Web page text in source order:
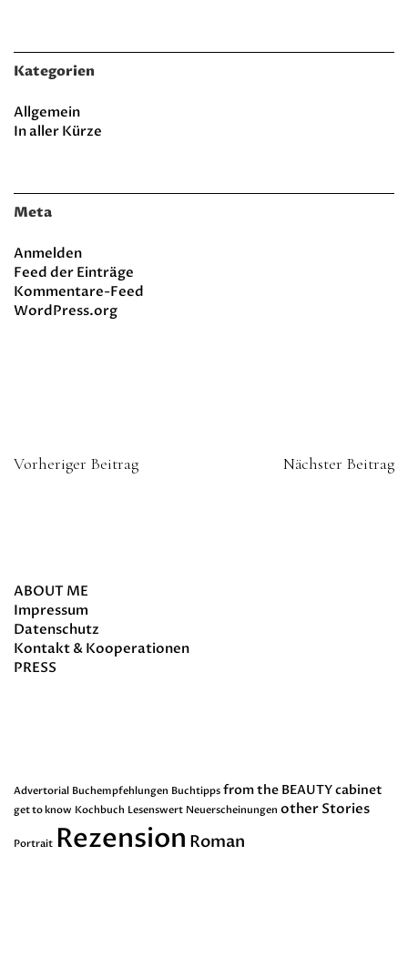
Kategorien
Allgemein
In aller Kürze
Meta
Anmelden
Feed der Einträge
Kommentare-Feed
WordPress.org
Vorheriger Beitrag Nächster Beitrag
ABOUT ME
Impressum
Datenschutz
Kontakt & Kooperationen
PRESS
Advertorial Buchempfehlungen Buchtipps from the BEAUTY cabinet
get to know Kochbuch Lesenswert Neuerscheinungen other Stories
Portrait Rezension Roman